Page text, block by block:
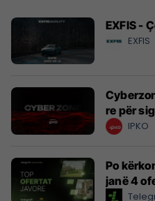
EXFIS -
EXFIS
re për
IPKO
Po
janë 4